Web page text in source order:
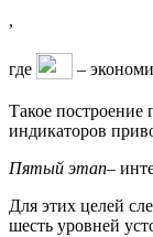
,
где –
Такое построение
индикаторов
Пятый этап–
Для этих целей
шесть уровней